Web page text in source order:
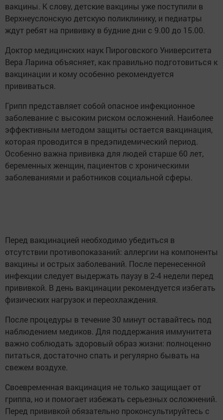
вакцины. К слову, детские вакцины уже поступили в
Верхнеуслонскую детскую поликлинику, и педиатры
ждут ребят на прививку в будние дни с 9.00 до 15.00.
Доктор медицинских наук Пироговского Университета
Вера Ларина объясняет, как правильно подготовиться к
вакцинации и кому особенно рекомендуется
прививаться.
Грипп представляет собой опасное инфекционное
заболевание с высоким риском осложнений. Наиболее
эффективным методом защиты остается вакцинация,
которая проводится в предэпидемический период.
Особенно важна прививка для людей старше 60 лет,
беременных женщин, пациентов с хроническими
заболеваниями и работников социальной сферы.
Перед вакцинацией необходимо убедиться в
отсутствии противопоказаний: аллергии на компоненты
вакцины и острых заболеваний. После перенесенной
инфекции следует выдержать паузу в 2-4 недели перед
прививкой. В день вакцинации рекомендуется избегать
физических нагрузок и переохлаждения.
После процедуры в течение 30 минут оставайтесь под
наблюдением медиков. Для поддержания иммунитета
важно соблюдать здоровый образ жизни: полноценно
питаться, достаточно спать и регулярно бывать на
свежем воздухе.
Своевременная вакцинация не только защищает от
гриппа, но и помогает избежать серьезных осложнений.
Перед прививкой обязательно проконсультируйтесь с